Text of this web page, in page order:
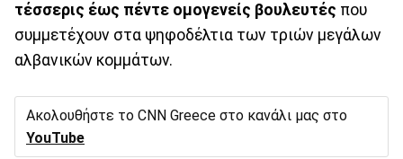
τέσσερις έως πέντε ομογενείς βουλευτές που
συμμετέχουν στα ψηφοδέλτια των τριών μεγάλων
αλβανικών κομμάτων.
Ακολουθήστε το CNN Greece στο κανάλι μας στο
YouTube